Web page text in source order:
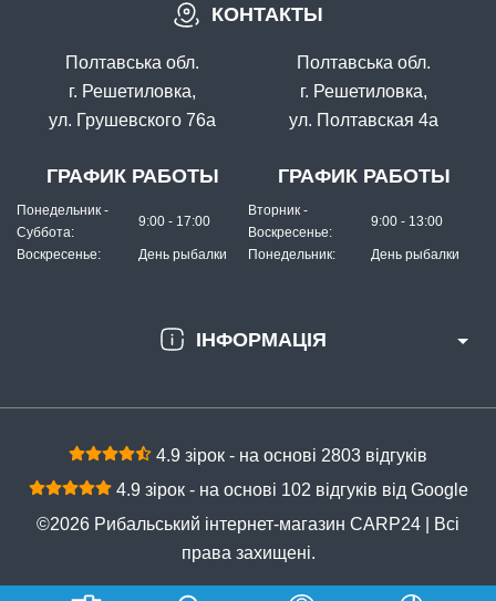
ІНФОРМАЦІЯ
КОНТАКТЫ
Полтавська обл.
г. Решетиловка,
ул. Грушевского 76а
ГРАФИК РАБОТЫ
Понедельник -
Суббота:
9:00 - 17:00
Воскресенье: День рыбалки
Полтавська обл.
г. Решетиловка,
ул. Полтавская 4а
ГРАФИК РАБОТЫ
Вторник -
Воскресенье:
9:00 - 13:00
Понедельник: День рыбалки
4.9 зірок - на основі 2803 відгуків
4.9 зірок - на основі 102 відгуків від Google
©2026 Рибальський інтернет-магазин CARP24 | Всі
права захищені.